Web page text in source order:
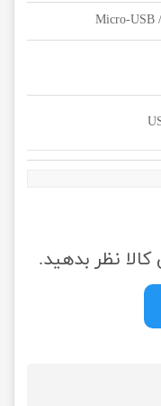
نظر بدهید.